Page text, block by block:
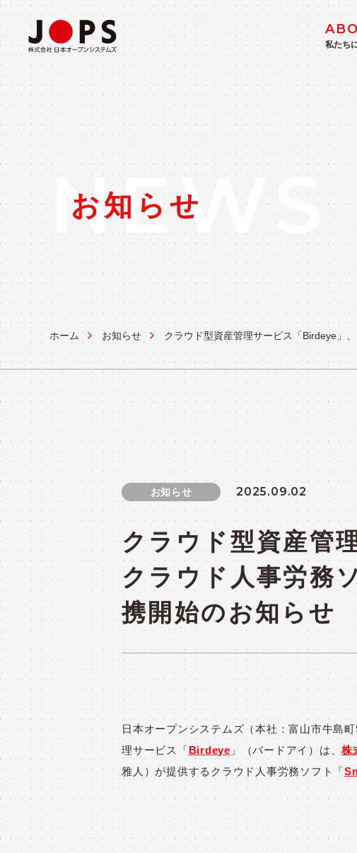
私たち
システム運用ソリューション
NEWS
お知らせ
ホーム お知らせ クラウド型資産管理サービス「Birdeye」
お知らせ 2025.09.02
クラウド型資産管
クラウド人事労務
携開始のお知らせ
日本オープンシステムズ（本社：富山市牛島
理サービス「Birdeye 」（バードアイ）は、株
雅人）が提供するクラウド人事労務ソフト「